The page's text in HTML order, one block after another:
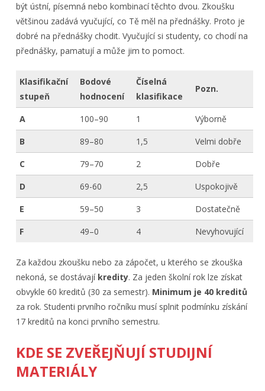
být ústní, písemná nebo kombinací těchto dvou. Zkoušku
většinou zadává vyučující, co Tě měl na přednášky. Proto je
dobré na přednášky chodit. Vyučující si studenty, co chodí na
přednášky, pamatují a může jim to pomoct.
Klasifikační
stupeň
Bodové
hodnocení
Číselná
klasifikace
Pozn.
A 100–90 1
Výborně
B
89–80 1,5
Velmi dobře
C
79–70 2
Dobře
D
69-60 2,5
Uspokojivě
E
59–50 3
Dostatečně
F
49–0 4 Nevyhovující
Za každou zkoušku nebo za zápočet, u kterého se zkouška
nekoná, se dostávají kredity. Za jeden školní rok lze získat
obvykle 60 kreditů (30 za semestr). Minimum je 40 kreditů
za rok. Studenti prvního ročníku musí splnit podmínku získání
17 kreditů na konci prvního semestru.
KDE SE ZVEŘEJŇUJÍ STUDIJNÍ
MATERIÁLY